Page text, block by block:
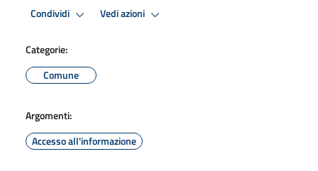
Condividi Vedi azioni
Categorie:
Comune
Argomenti:
Accesso all'informazione